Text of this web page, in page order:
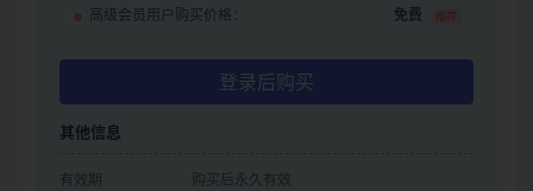
高级会员用户购买价格： 免费 推荐
登录后购买
其他信息
有效期 购买后永久有效